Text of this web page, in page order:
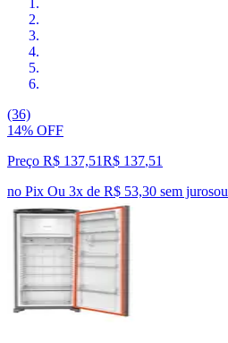
(36)
14% OFF
Preço R$ 137,51R$ 137,51
no Pix Ou 3x de R$ 53,30 sem jurosou